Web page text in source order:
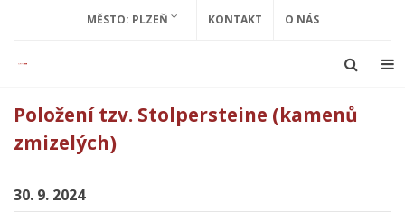
MĚSTO: PLZEŇ KONTAKT O NÁS
Položení tzv. Stolpersteine (kamenů
zmizelých)
30. 9. 2024